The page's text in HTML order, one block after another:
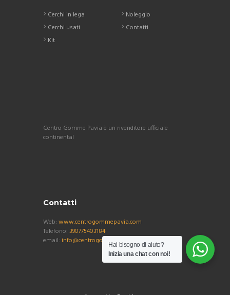
Cerchi in lega
Cerchi usati
Kit
Noleggio
Contatti
Centro Gomme Pavia è un rivenditore ufficiale
continental
Contatti
Web: www.centrogommepavia.com
Telefono: 390775403184
email: info@centrogommepavia.com
Hai bisogno di aiuto?
Inizia una chat con noi!